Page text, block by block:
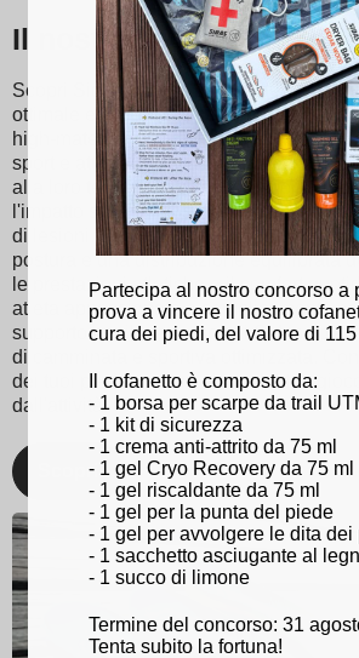
Il nostro Sidas solette
Scopri Sidas solette, progettate per
ottimale e un comfort senza eguali ad
high-materiali di qualità, i nostri plantari
sport e attività, che vanno dal tennis
alla loro tecnologia di assorbimento
l'impatto sulle articolazioni, riducendo
di lesioni. Sidas le solette promuovono
postura e una distribuzione equilibrata
le prestazioni atletiche e il comfort
atleta appassionato o semplicemente
supporto per il piede, scegli Sidas
di camminata e sportiva ottimizzata.
dei tuoi piedi e rimani al top del tuo
dall'attività!
Scopri
Partecipa al nostro concorso a
prova a vincere il nostro
cura dei piedi, del valore di 115
Il cofanetto è composto da:
- 1 borsa per scarpe da trail
- 1 kit di sicurezza
- 1 crema anti-attrito da 75 ml
- 1 gel Cryo Recovery da 75 ml
- 1 gel riscaldante da 75 ml
- 1 gel per la punta del piede
- 1 gel per avvolgere le dita dei
- 1 sacchetto asciugante al
- 1 succo di limone
Termine del concorso: 31
Tenta subito la fortuna!